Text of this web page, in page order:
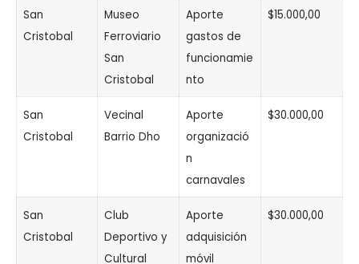
San
Cristobal
Museo
Ferroviario
San
Cristobal
Aporte
gastos de
funcionamie
nto
$15.000,00
San
Cristobal
Vecinal
Barrio Dho
Aporte
organizació
n
carnavales
$30.000,00
San
Cristobal
Club
Deportivo y
Cultural
Aporte
adquisición
móvil
$30.000,00